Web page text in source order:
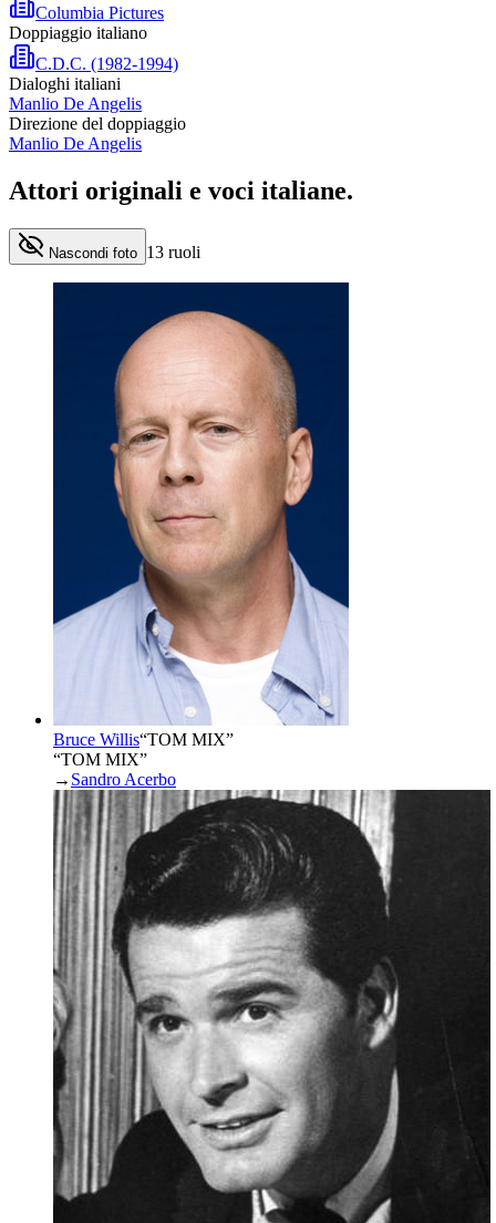
Columbia Pictures
Doppiaggio italiano
C.D.C. (1982-1994)
Dialoghi italiani
Manlio De Angelis
Direzione del doppiaggio
Manlio De Angelis
Attori originali e voci italiane.
Nascondi foto 13 ruoli
Bruce Willis“TOM MIX”
“TOM MIX”
→ Sandro Acerbo